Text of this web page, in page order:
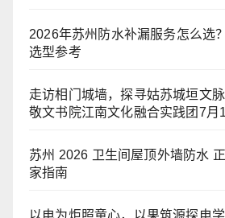
2026年苏州防水补漏服务怎么选
选型参考
走访相门城墙，探寻姑苏城垣
敬文书院江南文化融合实践团7月
苏州 2026 卫生间屋顶外墙防水
家指南